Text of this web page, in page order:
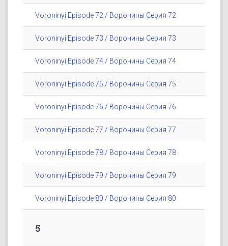
Voroninyi Episode 72 / Воронины Серия 72
Voroninyi Episode 73 / Воронины Серия 73
Voroninyi Episode 74 / Воронины Серия 74
Voroninyi Episode 75 / Воронины Серия 75
Voroninyi Episode 76 / Воронины Серия 76
Voroninyi Episode 77 / Воронины Серия 77
Voroninyi Episode 78 / Воронины Серия 78
Voroninyi Episode 79 / Воронины Серия 79
Voroninyi Episode 80 / Воронины Серия 80
5